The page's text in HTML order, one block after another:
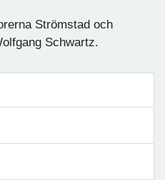
Strömstad och
Schwartz.